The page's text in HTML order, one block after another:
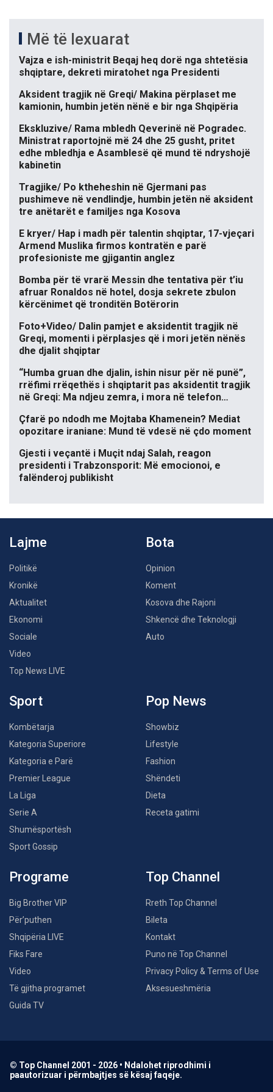
Më të lexuarat
Vajza e ish-ministrit Beqaj heq dorë nga shtetësia
shqiptare, dekreti miratohet nga Presidenti
Aksident tragjik në Greqi/ Makina përplaset me
kamionin, humbin jetën nënë e bir nga Shqipëria
Ekskluzive/ Rama mbledh Qeverinë në Pogradec.
Ministrat raportojnë më 24 dhe 25 gusht, pritet
edhe mbledhja e Asamblesë që mund të ndryshojë
kabinetin
Tragjike/ Po ktheheshin në Gjermani pas
pushimeve në vendlindje, humbin jetën në aksident
tre anëtarët e familjes nga Kosova
E kryer/ Hap i madh për talentin shqiptar, 17-vjeçari
Armend Muslika firmos kontratën e parë
profesioniste me gjigantin anglez
Bomba për të vrarë Messin dhe tentativa për t’iu
afruar Ronaldos në hotel, dosja sekrete zbulon
kërcënimet që tronditën Botërorin
Foto+Video/ Dalin pamjet e aksidentit tragjik në
Greqi, momenti i përplasjes që i mori jetën nënës
dhe djalit shqiptar
“Humba gruan dhe djalin, ishin nisur për në punë”,
rrëfimi rrëqethës i shqiptarit pas aksidentit tragjik
në Greqi: Ma ndjeu zemra, i mora në telefon…
Çfarë po ndodh me Mojtaba Khamenein? Mediat
opozitare iraniane: Mund të vdesë në çdo moment
Gjesti i veçantë i Muçit ndaj Salah, reagon
presidenti i Trabzonsporit: Më emocionoi, e
falënderoj publikisht
Lajme
Politikë
Kronikë
Aktualitet
Ekonomi
Sociale
Video
Top News LIVE
Bota
Opinion
Koment
Kosova dhe Rajoni
Shkencë dhe Teknologji
Auto
Sport
Kombëtarja
Kategoria Superiore
Kategoria e Parë
Premier League
La Liga
Serie A
Shumësportësh
Sport Gossip
Pop News
Showbiz
Lifestyle
Fashion
Shëndeti
Dieta
Receta gatimi
Programe
Big Brother VIP
Për’puthen
Shqipëria LIVE
Fiks Fare
Video
Të gjitha programet
Guida TV
Top Channel
Rreth Top Channel
Bileta
Kontakt
Puno në Top Channel
Privacy Policy & Terms of Use
Aksesueshmëria
© Top Channel 2001 - 2026 • Ndalohet riprodhimi i
paautorizuar i përmbajtjes së kësaj faqeje.